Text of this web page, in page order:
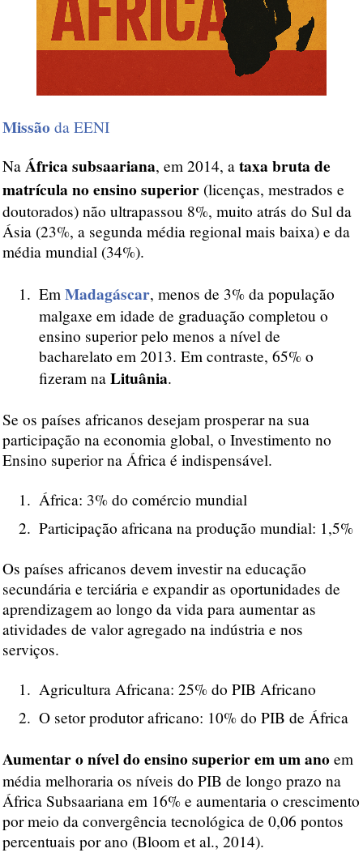
Missão da EENI
Na África subsaariana, em 2014, a taxa bruta de
matrícula no ensino superior (licenças, mestrados e
doutorados) não ultrapassou 8%, muito atrás do Sul da
Ásia (23%, a segunda média regional mais baixa) e da
média mundial (34%).
Em Madagáscar, menos de 3% da população
malgaxe em idade de graduação completou o
ensino superior pelo menos a nível de
bacharelato em 2013. Em contraste, 65% o
fizeram na Lituânia.
Se os países africanos desejam prosperar na sua
participação na economia global, o Investimento no
Ensino superior na África é indispensável.
África: 3% do comércio mundial
Participação africana na produção mundial: 1,5%
Os países africanos devem investir na educação
secundária e terciária e expandir as oportunidades de
aprendizagem ao longo da vida para aumentar as
atividades de valor agregado na indústria e nos
serviços.
Agricultura Africana: 25% do PIB Africano
O setor produtor africano: 10% do PIB de África
Aumentar o nível do ensino superior em um ano em
média melhoraria os níveis do PIB de longo prazo na
África Subsaariana em 16% e aumentaria o crescimento
por meio da convergência tecnológica de 0,06 pontos
percentuais por ano (Bloom et al., 2014).